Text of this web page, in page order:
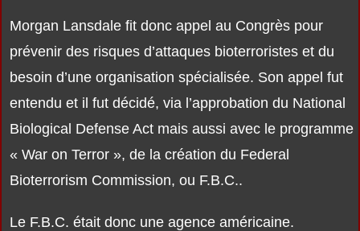
Morgan Lansdale fit donc appel au Congrès pour
prévenir des risques d’attaques bioterroristes et du
besoin d’une organisation spécialisée. Son appel fut
entendu et il fut décidé, via l’approbation du National
Biological Defense Act mais aussi avec le programme
« War on Terror », de la création du Federal
Bioterrorism Commission, ou F.B.C..
Le F.B.C. était donc une agence américaine.